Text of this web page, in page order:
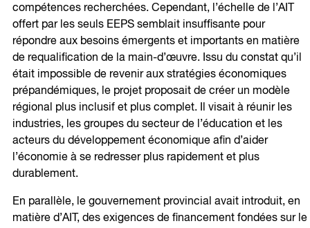
compétences recherchées. Cependant, l’échelle de l’AIT
offert par les seuls EEPS semblait insuffisante pour
répondre aux besoins émergents et importants en matière
de requalification de la main-d’œuvre. Issu du constat qu’il
était impossible de revenir aux stratégies économiques
prépandémiques, le projet proposait de créer un modèle
régional plus inclusif et plus complet. Il visait à réunir les
industries, les groupes du secteur de l’éducation et les
acteurs du développement économique afin d’aider
l’économie à se redresser plus rapidement et plus
durablement.
En parallèle, le gouvernement provincial avait introduit, en
matière d’AIT, des exigences de financement fondées sur le